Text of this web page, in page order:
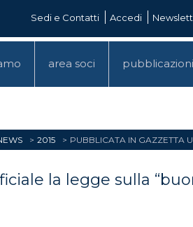
Sedi e Contatti Accedi
area soci pubblicazioni
2015 PUBBLICATA IN GAZZETTA
la legge sulla